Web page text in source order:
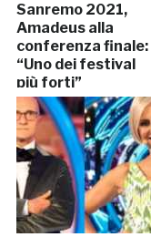
Sanremo 2021,
Amadeus alla
conferenza finale:
“Uno dei festival
più forti”